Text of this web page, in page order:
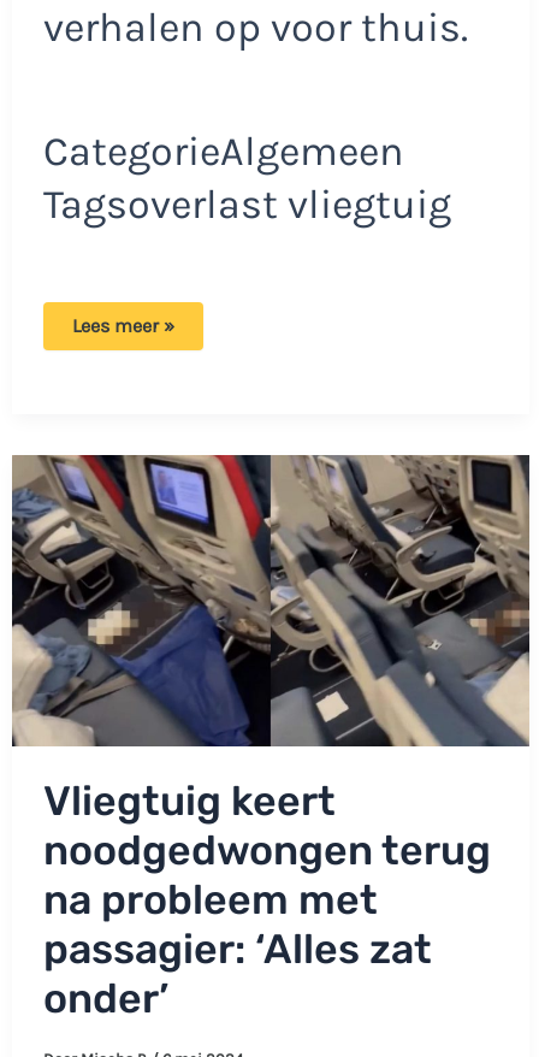
verhalen op voor thuis.
CategorieAlgemeen
Tagsoverlast vliegtuig
Vakantieman,
en
zware
vlucht
voor
de
boeg.
Lees meer »
Vliegtuig keert
noodgedwongen terug
na probleem met
passagier: ‘Alles zat
onder’